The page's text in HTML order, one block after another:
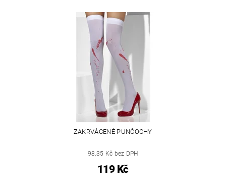
ZAKRVÁCENÉ PUNČOCHY
98,35 Kč bez DPH
119 Kč